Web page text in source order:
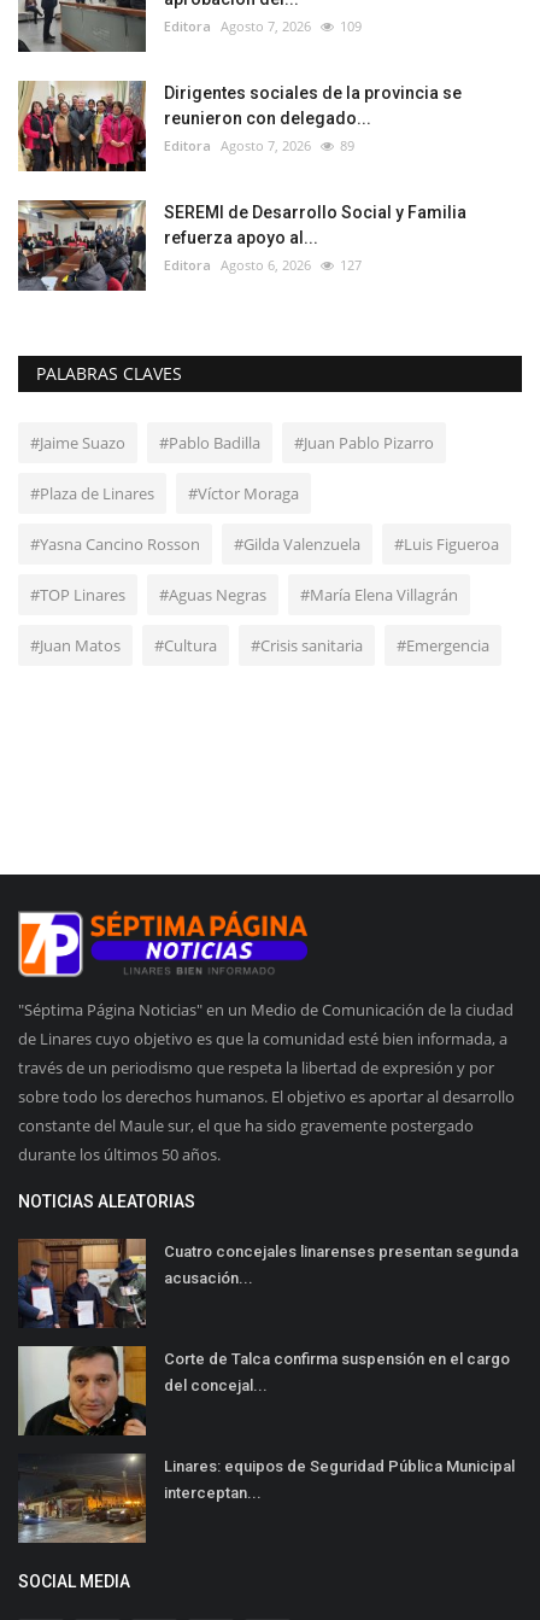
Editora Agosto 7, 2026 109
Dirigentes sociales de la provincia se
reunieron con delegado...
Editora Agosto 7, 2026 89
SEREMI de Desarrollo Social y Familia
refuerza apoyo al...
Editora Agosto 6, 2026 127
PALABRAS CLAVES
#Jaime Suazo #Pablo Badilla #Juan Pablo Pizarro
#Plaza de Linares #Víctor Moraga
#Yasna Cancino Rosson #Gilda Valenzuela #Luis Figueroa
#TOP Linares #Aguas Negras #María Elena Villagrán
#Juan Matos #Cultura #Crisis sanitaria #Emergencia
"Séptima Página Noticias" en un Medio de Comunicación de la ciudad
de Linares cuyo objetivo es que la comunidad esté bien informada, a
través de un periodismo que respeta la libertad de expresión y por
sobre todo los derechos humanos. El objetivo es aportar al desarrollo
constante del Maule sur, el que ha sido gravemente postergado
durante los últimos 50 años.
NOTICIAS ALEATORIAS
Cuatro concejales linarenses presentan segunda
acusación...
Corte de Talca confirma suspensión en el cargo
del concejal...
Linares: equipos de Seguridad Pública Municipal
interceptan...
SOCIAL MEDIA